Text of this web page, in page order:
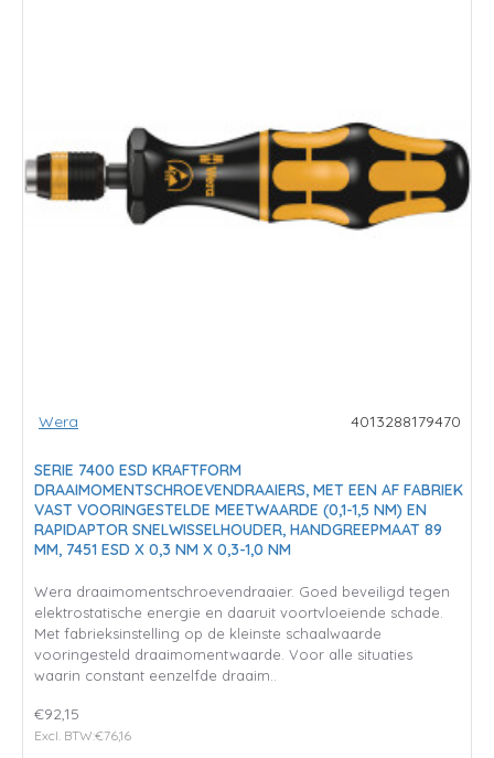
Wera 4013288179470
SERIE 7400 ESD KRAFTFORM
DRAAIMOMENTSCHROEVENDRAAIERS, MET EEN AF FABRIEK
VAST VOORINGESTELDE MEETWAARDE (0,1-1,5 NM) EN
RAPIDAPTOR SNELWISSELHOUDER, HANDGREEPMAAT 89
MM, 7451 ESD X 0,3 NM X 0,3-1,0 NM
Wera draaimomentschroevendraaier. Goed beveiligd tegen
elektrostatische energie en daaruit voortvloeiende schade.
Met fabrieksinstelling op de kleinste schaalwaarde
vooringesteld draaimomentwaarde. Voor alle situaties
waarin constant eenzelfde draaim..
€92,15
Excl. BTW:€76,16